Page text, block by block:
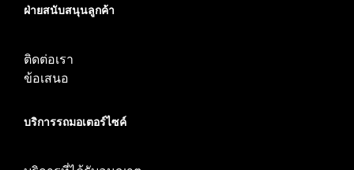
ฝ่ายสนับสนุนลูกค้า
ติดต่อเรา
ข้อเสนอ
บริการรถมอเตอร์ไซค์​